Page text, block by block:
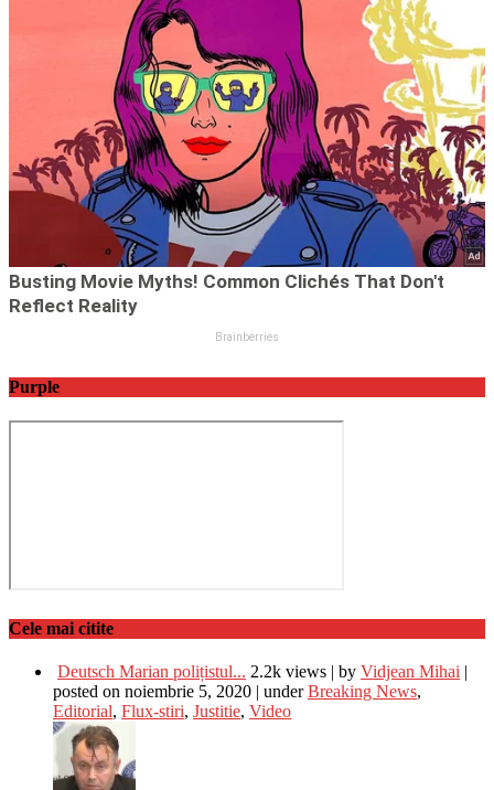
Purple
Cele mai citite
Deutsch Marian polițistul... 2.2k views | by Vidjean Mihai |
posted on noiembrie 5, 2020 | underBreaking News,
Editorial, Flux-stiri, Justitie, Video